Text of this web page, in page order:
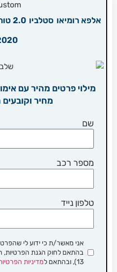
אלפא רומיאו סטלביו 2.0 טורבו-בנזין 200 כ"ס Sport
מחיר
שם
מספר רכב
טלפון נייד
אני מאשר/ת כי ידוע לי
13), ובהתאם ל
מדיניות